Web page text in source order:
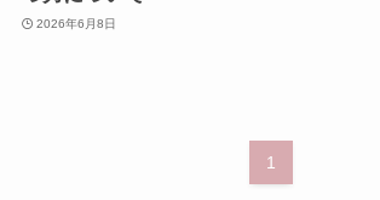
2026年6月8日
1